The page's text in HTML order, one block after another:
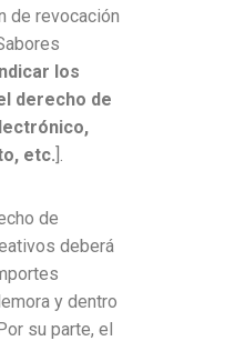
de revocación
los
derecho de
etc. ].
de
deberá
y dentro
su parte, el